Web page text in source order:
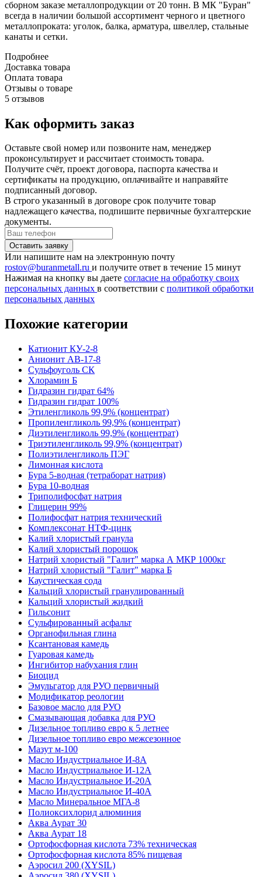
сборном заказе металлопродукции от 20 тонн. В МК "Буран"
всегда в наличии большой ассортимент черного и цветного
металлопроката: уголок, балка, арматура, швеллер, стальные
канаты и сетки.
Подробнее
Доставка товара
Оплата товара
Отзывы о товаре
5 отзывов
Как оформить заказ
Оставьте свой номер или позвоните нам, менеджер
проконсультирует и рассчитает стоимость товара.
Получите счёт, проект договора, паспорта качества и
сертификаты на продукцию, оплачивайте и направяйте
подписанный договор.
В строго указанный в договоре срок получите товар
надлежащего качества, подпишите первичные бухгалтерские
документы.
Или напишите нам на электронную почту
rostov@buranmetall.ru и получите ответ в течение 15 минут
Нажимая на кнопку вы даете согласие на обработку своих
персональных данных в соответствии с политикой обработки
персональных данных
Похожие категории
Катионит КУ-2-8
Анионит АВ-17-8
Сульфоуголь СК
Хлорамин Б
Гидразин гидрат 64%
Гидразин гидрат 100%
Этиленгликоль 99,9% (концентрат)
Пропиленгликоль 99,9% (концентрат)
Диэтиленгликоль 99,9% (концентрат)
Триэтиленгликоль 99,9% (концентрат)
Полиэтиленгликоль ПЭГ
Лимонная кислота
Бура 5-водная (тетраборат натрия)
Бура 10-водная
Триполифосфат натрия
Глицерин 99%
Полифосфат натрия технический
Комплексонат НТФ-цинк
Калий хлористый гранула
Калий хлористый порошок
Натрий хлористый "Галит" марка А МКР 1000кг
Натрий хлористый "Галит" марка Б
Каустическая сода
Кальций хлористый гранулированный
Кальций хлористый жидкий
Гильсонит
Сульфированный асфальт
Органофильная глина
Ксантановая камедь
Гуаровая камедь
Ингибитор набухания глин
Биоцид
Эмульгатор для РУО первичный
Модификатор реологии
Базовое масло для РУО
Смазывающая добавка для РУО
Дизельное топливо евро к 5 летнее
Дизельное топливо евро межсезонное
Мазут м-100
Масло Индустриальное И-8А
Масло Индустриальное И-12А
Масло Индустриальное И-20А
Масло Индустриальное И-40А
Масло Минеральное МГА-8
Полиоксихлорид алюминия
Аква Аурат 30
Аква Аурат 18
Ортофосфорная кислота 73% техническая
Ортофосфорная кислота 85% пищевая
Аэросил 200 (XYSIL)